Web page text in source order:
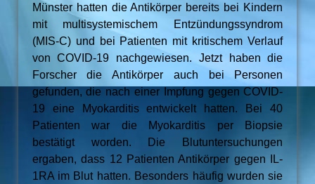
Münster hatten die Antikörper bereits bei Kindern
mit multi­systemischem Entzündungssyndrom
(MIS-C) und bei Patienten mit kritischem Verlauf
von COVID-19 nachge­wiesen. Jetzt haben die
Forscher die Antikörper auch bei Personen
gefunden, die nach einer Impfung gegen COVID-
19 eine Myokarditis entwickelt hatten. Bei 40
Patienten war die Myokarditis per Biopsie
bestätigt worden. Die Blutuntersuchungen
ergaben, dass 12 Patienten Antikörper gegen IL-
1RA im Blut hatten. Besonders häufig wurden sie